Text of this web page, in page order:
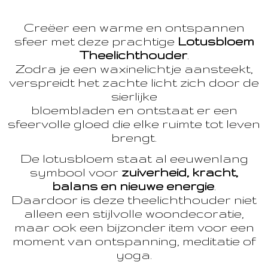
Creëer een warme en ontspannen
sfeer met deze prachtige Lotusbloem
Theelichthouder.
Zodra je een waxinelichtje aansteekt,
verspreidt het zachte licht zich door de
sierlijke
bloembladen en ontstaat er een
sfeervolle gloed die elke ruimte tot leven
brengt.
De lotusbloem staat al eeuwenlang
symbool voor zuiverheid, kracht,
balans en nieuwe energie
Daardoor is deze theelichthouder niet
alleen een stijlvolle woondecoratie,
maar ook een bijzonder item voor een
moment van ontspanning, meditatie of
yoga.